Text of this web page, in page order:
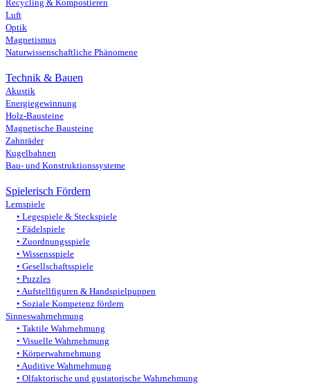
Recycling & Kompostieren
Luft
Optik
Magnetismus
Naturwissenschaftliche Phänomene
Technik & Bauen
Akustik
Energiegewinnung
Holz-Bausteine
Magnetische Bausteine
Zahnräder
Kugelbahnen
Bau- und Konstruktionssysteme
Spielerisch Fördern
Lernspiele
Legespiele & Steckspiele
Fädelspiele
Zuordnungsspiele
Wissensspiele
Gesellschaftsspiele
Puzzles
Aufstellfiguren & Handspielpuppen
Soziale Kompetenz fördern
Sinneswahrnehmung
Taktile Wahrnehmung
Visuelle Wahrnehmung
Körperwahrnehmung
Auditive Wahrnehmung
Olfaktorische und gustatorische Wahrnehmung